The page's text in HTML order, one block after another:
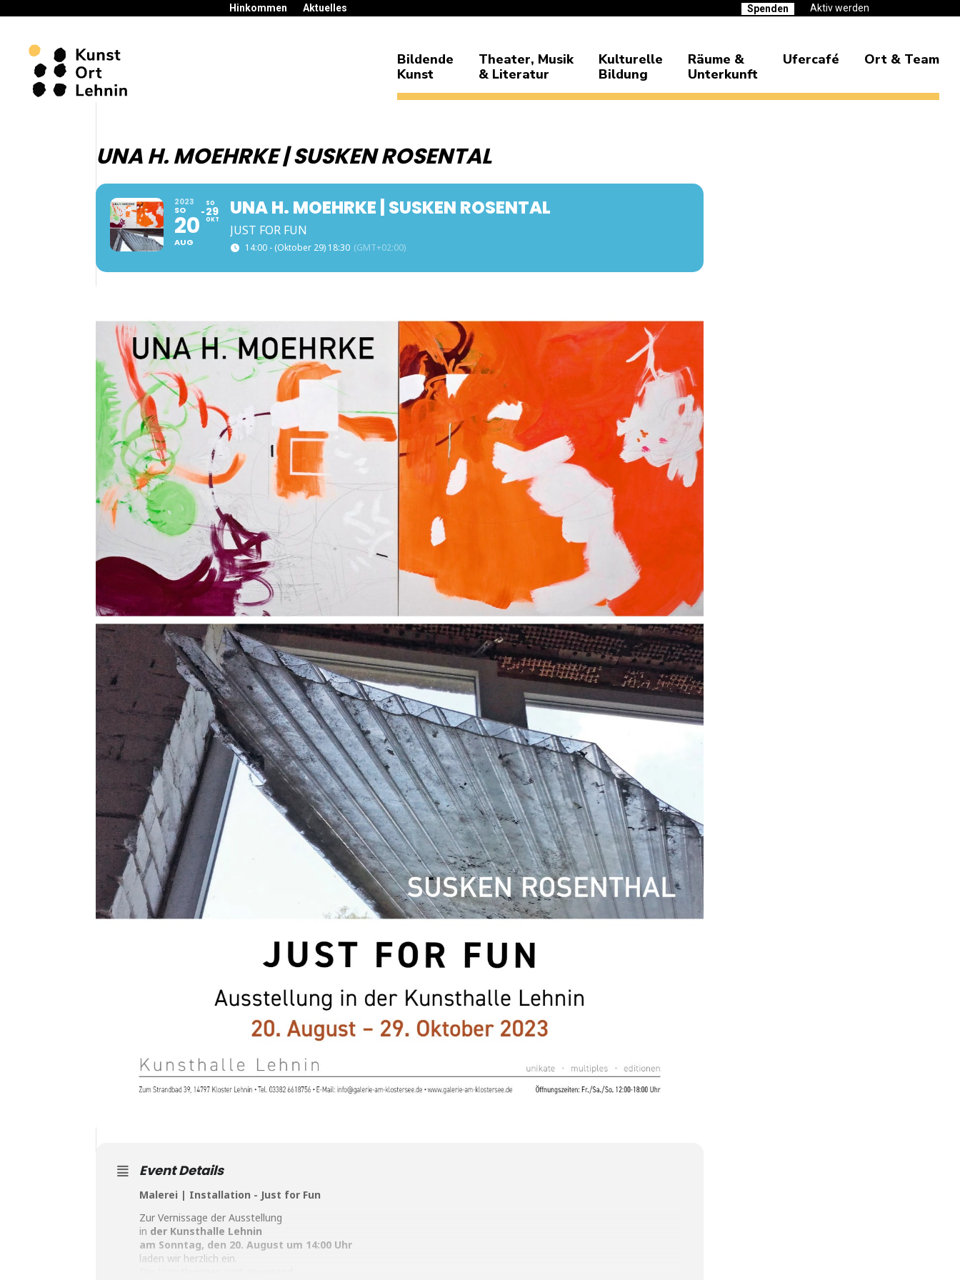
Hinkommen Aktuelles Spenden Aktiv werden
Bildende
Kunst
Theater, Musik
& Literatur
Kulturelle
Bildung
Räume &
Unterkunft
Ufercafé Ort & Team
UNA H. MOEHRKE | SUSKEN ROSENTAL
2023
SO
20
AUG
SO
29
OKT
UNA H. MOEHRKE | SUSKEN ROSENTAL
JUST FOR FUN
14:00 - (Oktober 29) 18:30 (GMT+02:00)
Event Details
Malerei | Installation - Just for Fun
Zur Vernissage der Ausstellung
in der Kunsthalle Lehnin
am Sonntag, den 20. August um 14:00 Uhr
laden wir herzlich ein.